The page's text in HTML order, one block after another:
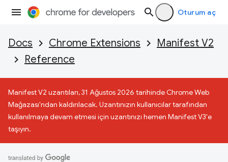
Oturum aç
Docs Chrome Extensions
Manifest V2
Reference
Manifest V2 uzantıları, 31 Ağustos 2026 tarihinde Chrome Web
Mağazası'ndan kaldırılacak. Uzantınızın kullanıcılar tarafından
kullanılmaya devam etmesi için uzantınızı hemen Manifest V3'e
taşıyın.